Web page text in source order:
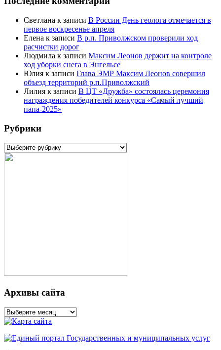
Светлана к записи В России День геолога отмечается в
первое воскресенье апреля
Елена к записи В р.п. Приволжском проверили ход
расчистки дорог
Людмила к записи Максим Леонов держит на контроле
ход уборки снега в Энгельсе
Юлия к записи Глава ЭМР Максим Леонов совершил
объезд территорий р.п.Приволжский
Лилия к записи В ЦТ «Дружба» состоялась церемония
награждения победителей конкурса «Самый лучший
папа-2025»
Рубрики
Рубрики
Архивы сайта
Архивы
сайта